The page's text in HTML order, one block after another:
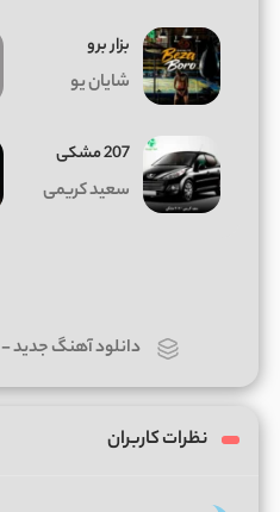
بزار برو
شایان یو
207 مشکی
سعید کریمی
دانلود آهنگ جدید-
نظرات کاربران